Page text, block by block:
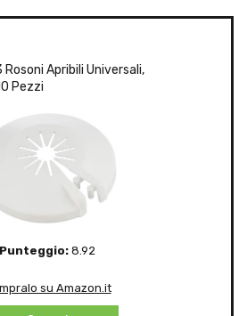
Apribili Universali,
Pezzi
Punteggio: 8.92
su Amazon.it